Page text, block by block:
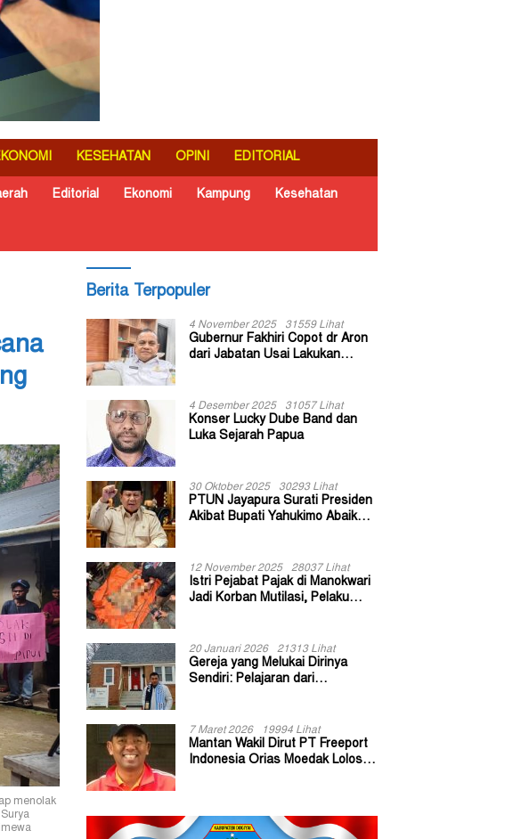
KESEHATAN OPINI EDITORIAL
Editorial Ekonomi Kampung Kesehatan
menolak
Berita Terpopuler
4 November 2025 31559 Lihat
Gubernur Fakhiri Copot dr Aron
dari Jabatan Usai Lakukan
4 Desember 2025 31057 Lihat
Konser Lucky Dube Band dan
Luka Sejarah Papua
30 Oktober 2025 30293 Lihat
PTUN Jayapura Surati Presiden
Akibat Bupati Yahukimo Abaikan
12 November 2025 28037 Lihat
Istri Pejabat Pajak di Manokwari
Jadi Korban Mutilasi, Pelaku
20 Januari 2026 21313 Lihat
Gereja yang Melukai Dirinya
Sendiri: Pelajaran dari
7 Maret 2026 19994 Lihat
Mantan Wakil Dirut PT Freeport
Indonesia Orias Moedak Lolos